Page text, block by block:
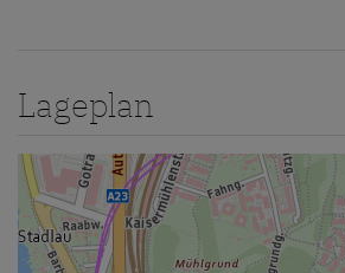
Lageplan